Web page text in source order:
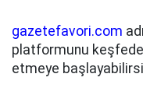
gazetefavori.com
platformunu
etmeye